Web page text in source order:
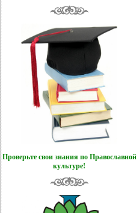
Проверьте свои знания по Православной
культуре!